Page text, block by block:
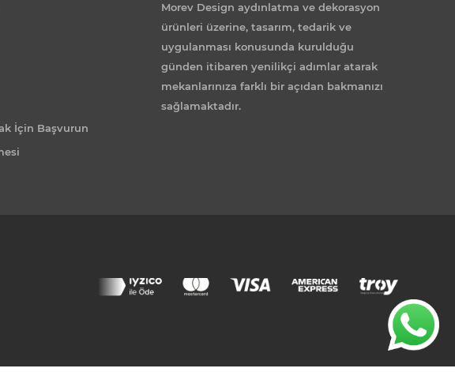
İçin Başvurun
Morev Design aydınlatma ve dekorasyon
ürünleri üzerine, tasarım, tedarik ve
uygulanması konusunda kurulduğu
günden itibaren yenilikçi adımlar atarak
mekanlarınıza farklı bir açıdan bakmanızı
sağlamaktadır.